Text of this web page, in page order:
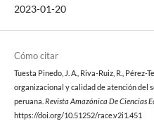
2023-01-20
Cómo citar
Tuesta Pinedo, J. A., Riva-Ruiz, R., Pérez-
organizacional y calidad de atención del
peruana. Revista Amazónica De Ciencias
https://doi.org/10.51252/race.v2i1.451